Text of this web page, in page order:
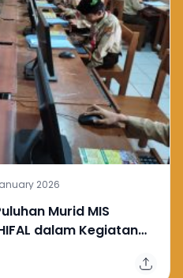
2026
Murid MIS
dalam Kegiatan